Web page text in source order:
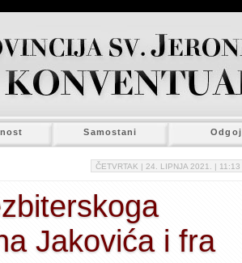
Samostani Odgoj
ČETVRTAK | 24. LIPNJA 2021. | 11:13
Jakovića i fra